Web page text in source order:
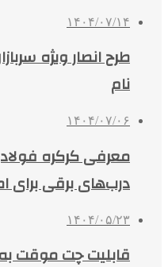
۱۴۰۴/۰۷/۱۴
نام
۱۴۰۴/۰۷/۰۶
درب‌های برقی برای
۱۴۰۴/۰۵/۲۳
قابلیت چت موقت